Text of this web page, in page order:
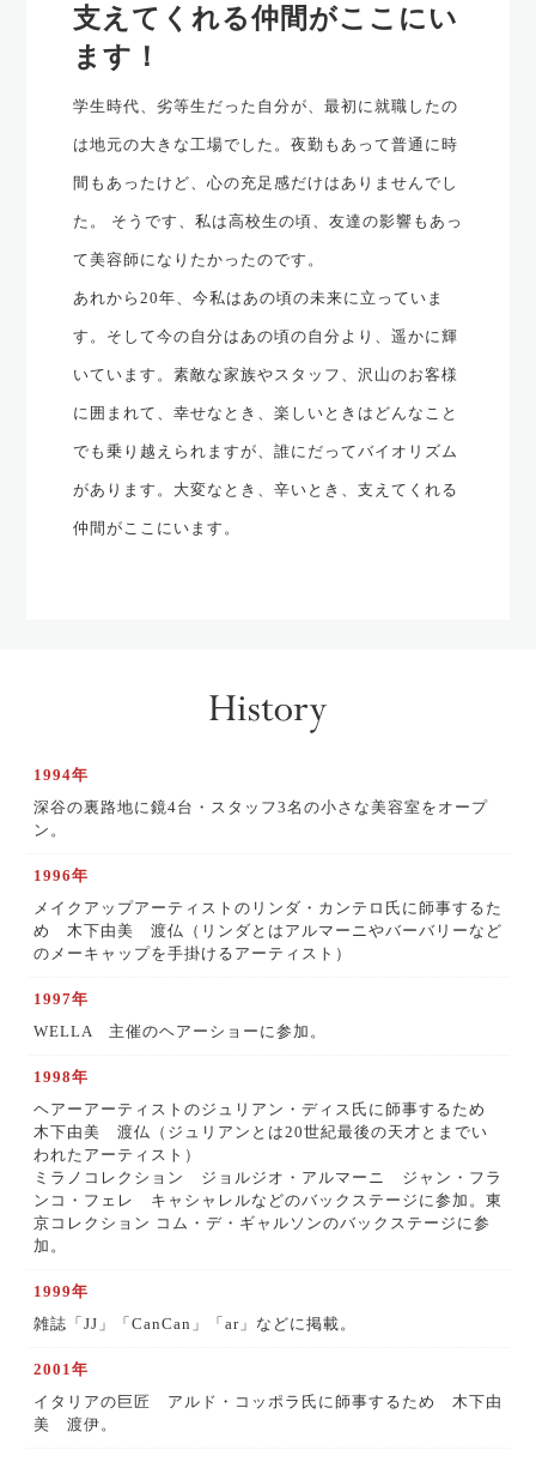
支えてくれる仲間がここにい
ます！
学生時代、劣等生だった自分が、最初に就職したの
は地元の大きな工場でした。夜勤もあって普通に時
間もあったけど、心の充足感だけはありませんでし
た。 そうです、私は高校生の頃、友達の影響もあっ
て美容師になりたかったのです。
あれから20年、今私はあの頃の未来に立っていま
す。そして今の自分はあの頃の自分より、遥かに輝
いています。素敵な家族やスタッフ、沢山のお客様
に囲まれて、幸せなとき、楽しいときはどんなこと
でも乗り越えられますが、誰にだってバイオリズム
があります。大変なとき、辛いとき、支えてくれる
仲間がここにいます。
1994年
深谷の裏路地に鏡4台・スタッフ3名の小さな美容室をオープ
ン。
1996年
メイクアップアーティストのリンダ・カンテロ氏に師事するた
め 木下由美 渡仏（リンダとはアルマーニやバーバリーなど
のメーキャップを手掛けるアーティスト）
1997年
WELLA 主催のヘアーショーに参加。
1998年
ヘアーアーティストのジュリアン・ディス氏に師事するため
木下由美 渡仏（ジュリアンとは20世紀最後の天才とまでい
われたアーティスト）
ミラノコレクション ジョルジオ・アルマーニ ジャン・フラ
ンコ・フェレ キャシャレルなどのバックステージに参加。東
京コレクション コム・デ・ギャルソンのバックステージに参
加。
1999年
雑誌「JJ」「CanCan」「ar」などに掲載。
2001年
イタリアの巨匠 アルド・コッポラ氏に師事するため 木下由
美 渡伊。